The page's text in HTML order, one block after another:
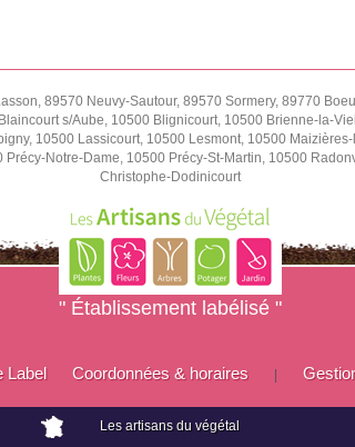
89570 Neuvy-Sautour, 89570 Sormery, 89770
s/Aube, 10500 Blignicourt, 10500 Brienne-la-
10500 Lassicourt, 10500 Lesmont, 10500
Notre-Dame, 10500 Précy-St-Martin, 10500
Christophe-Dodinicourt
" Établissement labélisé "
Label Coordonnées & horaires
Les artisans du végétal